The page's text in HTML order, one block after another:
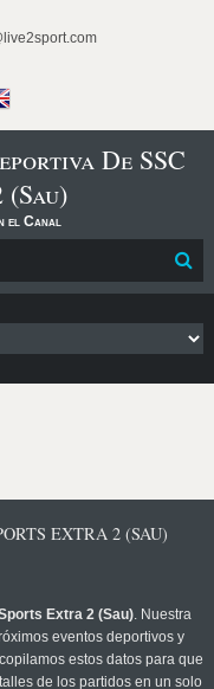
De SSC
el Canal
EXTRA 2 (SAU)
Extra 2 (Sau). Nuestra
eventos deportivos y
estos datos para que
de los partidos en un solo